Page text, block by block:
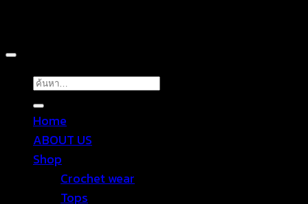
ค้นหา:
Home
ABOUT US
Shop
Crochet wear
Tops